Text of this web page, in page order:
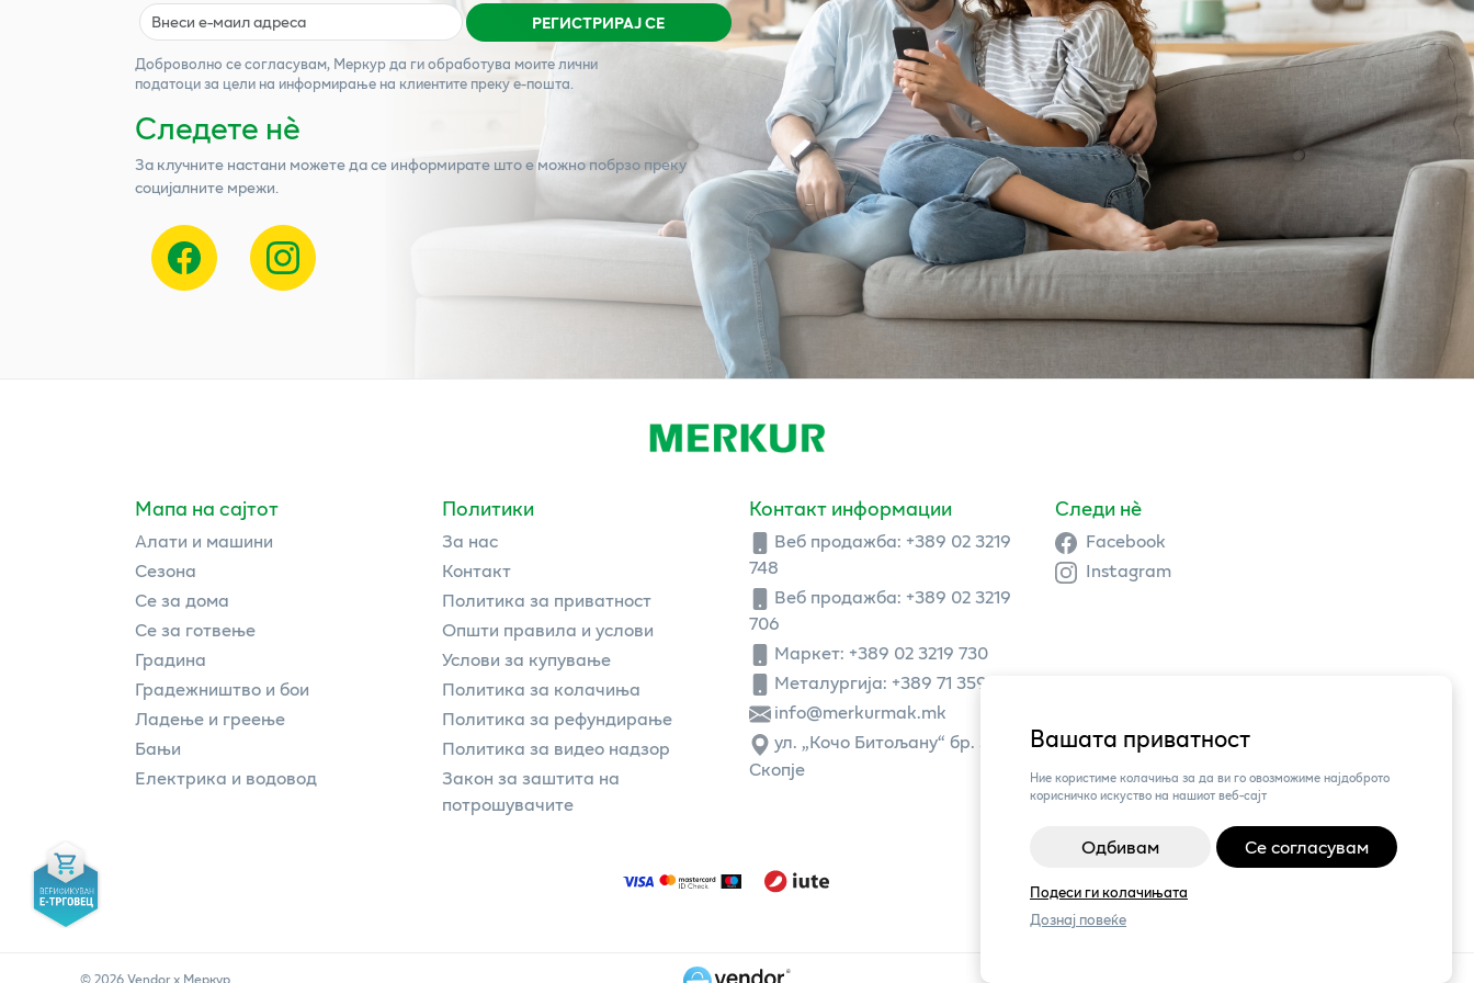
Вашата приватност
Ние користиме колачиња за да ви го овозможиме најдоброто
корисничко искуство на нашиот веб-сајт
Одбивам Се согласувам
Подеси ги колачињата
Дознај повеќе
РЕГИСТРИРАЈ СЕ
Доброволно се согласувам, Меркурда ги обработува моите лични
податоци за цели на информирање на клиентите преку е-пошта.
Следете нѐ
За клучните настани можете да се информирате што е можно побрзо преку
социјалните мрежи.
Мапа на сајтот
Алати и машини
Сезона
Се за дома
Се за готвење
Градина
Градежништво и бои
Ладење и греење
Бањи
Електрика и водовод
Политики
За нас
Контакт
Политика за приватност
Општи правила и услови
Услови за купување
Политика за колачиња
Политика за рефундирање
Политика за видео надзор
Закон за заштита на
потрошувачите
Контакт информации
Веб продажба: +389 02 3219
748
Веб продажба: +389 02 3219
706
Маркет: +389 02 3219 730
Металургија: +389 71 359 504
info@merkurmak.mk
ул. „Кочо Битољану“ бр. 3,
Скопје
Следи нè
Facebook
Instagram
©2026Vendor x Меркур